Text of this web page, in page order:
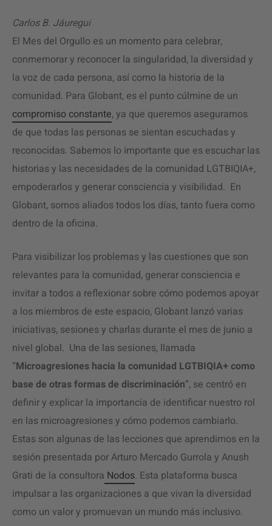
Carlos B. Jáuregui
El Mes del Orgullo es un momento para celebrar,
conmemorar y reconocer la singularidad, la diversidad y
la voz de cada persona, así como la historia de la
comunidad. Para Globant, es el punto cúlmine de un
compromiso constante, ya que queremos asegurarnos
de que todas las personas se sientan escuchadas y
reconocidas. Sabemos lo importante que es escuchar las
historias y las necesidades de la comunidad LGTBIQIA+,
empoderarlos y generar consciencia y visibilidad. En
Globant, somos aliados todos los días, tanto fuera como
dentro de la oficina.
Para visibilizar los problemas y las cuestiones que son
relevantes para la comunidad, generar consciencia e
invitar a todos a reflexionar sobre cómo podemos apoyar
a los miembros de este espacio, Globant lanzó varias
iniciativas, sesiones y charlas durante el mes de junio a
nivel global. Una de las sesiones, llamada
“Microagresiones hacia la comunidad LGTBIQIA+ como
base de otras formas de discriminación”, se centró en
definir y explicar la importancia de identificar nuestro rol
en las microagresiones y cómo podemos cambiarlo.
Estas son algunas de las lecciones que aprendimos en la
sesión presentada por Arturo Mercado Gurrola y Anush
Grati de la consultora Nodos. Esta plataforma busca
impulsar a las organizaciones a que vivan la diversidad
como un valor y promuevan un mundo más inclusivo.